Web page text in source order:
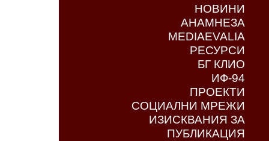
НОВИНИ
АНАМНЕЗА
MEDIAEVALIA
РЕСУРСИ
БГ КЛИО
ИФ-94
ПРОЕКТИ
СОЦИАЛНИ МРЕЖИ
ИЗИСКВАНИЯ ЗА
ПУБЛИКАЦИЯ